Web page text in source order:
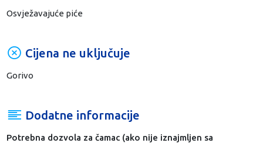
Osvježavajuće piće
Cijena ne uključuje
Gorivo
Dodatne informacije
Potrebna dozvola za čamac (ako nije iznajmljen sa